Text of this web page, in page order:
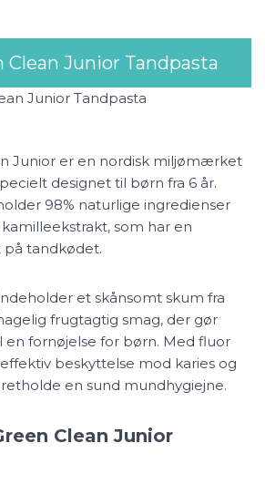
Clean Junior Tandpasta
Junior er en nordisk miljømærket
designet til børn fra 6 år.
98% naturlige ingredienser
som har en
tandkødet.
et skånsomt skum fra
frugtagtig smag, der gør
fornøjelse for børn. Med fluor
beskyttelse mod karies og
en sund mundhygiejne.
Clean Junior